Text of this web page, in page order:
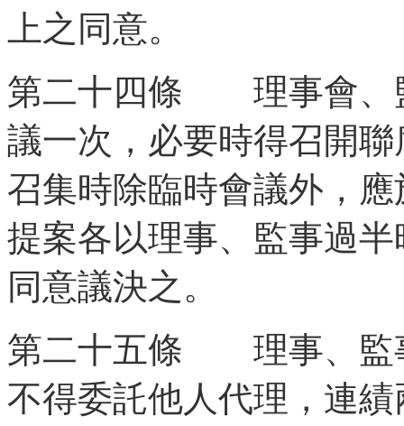
上之同意。
第二十四條 理事會、
議一次，必要時得召開
召集時除臨時會議外，
提案各以理事、監事過
同意議決之。
第二十五條 理事、監
不得委託他人代理，連